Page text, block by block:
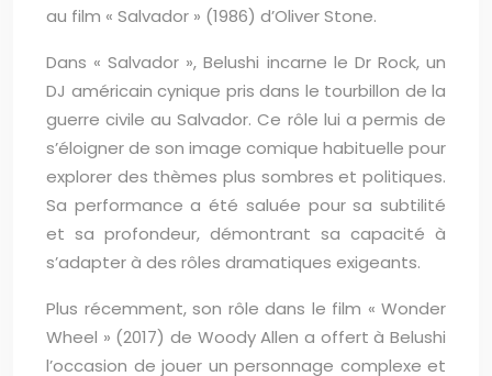
au film « Salvador » (1986) d’Oliver Stone.
Dans « Salvador », Belushi incarne le Dr Rock, un
DJ américain cynique pris dans le tourbillon de la
guerre civile au Salvador. Ce rôle lui a permis de
s’éloigner de son image comique habituelle pour
explorer des thèmes plus sombres et politiques.
Sa performance a été saluée pour sa subtilité
et sa profondeur, démontrant sa capacité à
s’adapter à des rôles dramatiques exigeants.
Plus récemment, son rôle dans le film « Wonder
Wheel » (2017) de Woody Allen a offert à Belushi
l’occasion de jouer un personnage complexe et